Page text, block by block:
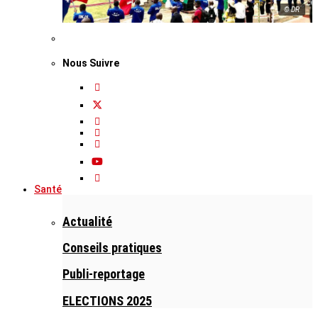
© DR
Nous Suivre
Santé
Actualité
Conseils pratiques
Publi-reportage
ELECTIONS 2025